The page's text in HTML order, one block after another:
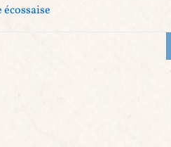
écossaise